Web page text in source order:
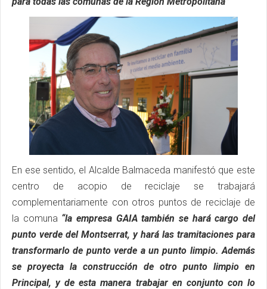
En ese sentido, el Alcalde Balmaceda manifestó que este
centro de acopio de reciclaje se trabajará
complementariamente con otros puntos de reciclaje de
la comuna“la empresa GAIA también se hará cargo del
punto verde del Montserrat, y hará las tramitaciones para
transformarlo de punto verde a un punto limpio. Además
se proyecta la construcción de otro punto limpio en
Principal, y de esta manera trabajar en conjunto con lo